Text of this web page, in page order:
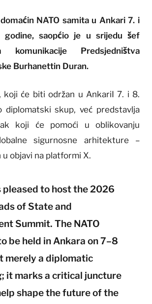
NATO samita u Ankari 7. i
saopćio je u srijedu šef
komunikacije Predsjedništva
Burhanettin Duran.
koji će biti održan u AnkariI 7. i 8.
diplomatski skup, već predstavlja
koji će pomoći u oblikovanju
sigurnosne arhitekture –
u objavi na platformi X.
pleased to host the 2026
of State and
Summit. The NATO
be held in Ankara on 7–8
merely a diplomatic
it marks a critical juncture
shape the future of the